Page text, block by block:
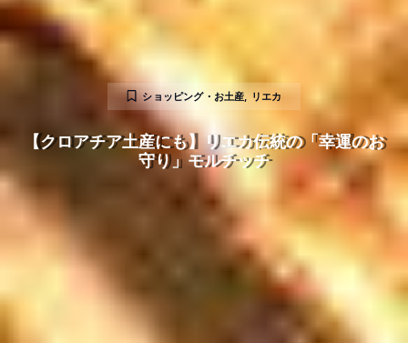
ショッピング・お土産 リエカ
【クロアチア土産にも】リエカ伝統の「幸運のお
守り」モルチッチ